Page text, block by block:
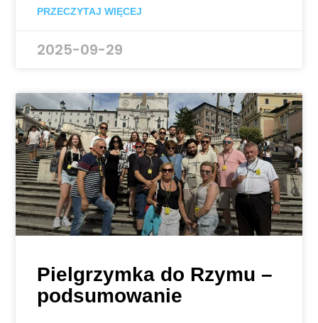
PRZECZYTAJ WIĘCEJ
2025-09-29
Pielgrzymka do Rzymu –
podsumowanie